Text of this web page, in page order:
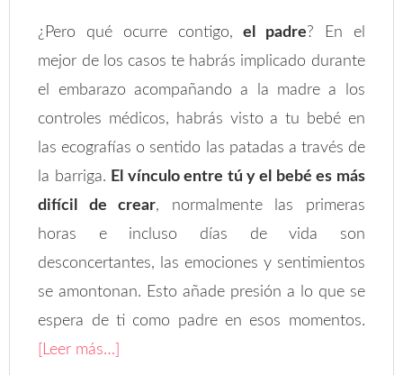
¿Pero qué ocurre contigo,el padre? En el
mejor de los casos te habrás implicado durante
el embarazo acompañando a la madre a los
controles médicos, habrás visto a tu bebé en
las ecografías o sentido las patadas a través de
la barriga. El vínculo entre tú y el bebé es más
difícil de crear, normalmente las primeras
horas e incluso días de vida son
desconcertantes, las emociones y sentimientos
se amontonan. Esto añade presión a lo que se
espera de ti como padre en esos momentos.
[Leer más…]